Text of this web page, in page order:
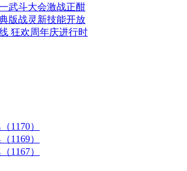
武斗大会激战正酣
版战灵新技能开放
狂欢周年庆进行时
1170）
1169）
1167）